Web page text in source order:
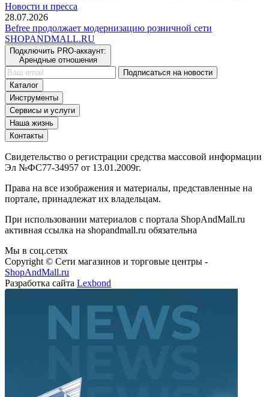
Новости и пресса
28.07.2026
Befree продолжает модернизацию розничной сети
SHOPANDMALL.RU
Подключить PRO-аккаунт:
Арендные отношения
Подписаться на новости
Каталог
Инструменты
Сервисы и услуги
Наша жизнь
Контакты
Свидетельство о регистрации средства массовой информации
Эл №ФС77-34957 от 13.01.2009г.
Права на все изображения и материалы, представленные на
портале, принадлежат их владельцам.
При использовании материалов с портала ShopAndMall.ru
активная ссылка на shopandmall.ru обязательна
Мы в соц.сетях
Copyright © Сети магазинов и торговые центры -
ShopAndMall.ru
Разработка сайта Lexbond